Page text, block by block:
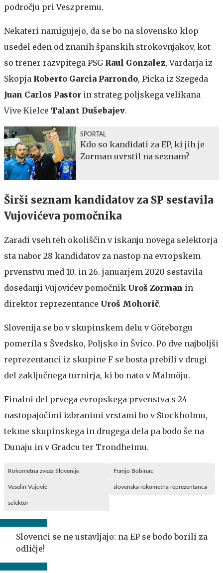
področju pri Veszpremu.
Nekateri namigujejo, da se bo na slovensko klop
usedel eden od znanih španskih strokovnjakov, kot
so trener razvpitega PSG Raul Gonzalez, Vardarja iz
Skopja Roberto Garcia Parrondo, Picka iz Szegeda
Juan Carlos Pastor in strateg poljskega velikana
Vive Kielce Talant Dušebajev.
SPORTAL
Kdo so kandidati za EP, ki jih je
Zorman uvrstil na seznam?
Širši seznam kandidatov za SP sestavila
Vujovićeva pomočnika
Zaradi vseh teh okoliščin v iskanju novega selektorja
sta nabor 28 kandidatov za nastop na evropskem
prvenstvu med 10. in 26. januarjem 2020 sestavila
dosedanji Vujovićev pomočnik Uroš Zorman in
direktor reprezentance Uroš Mohorič.
Slovenija se bo v skupinskem delu v Göteborgu
pomerila s Švedsko, Poljsko in Švico. Po dve najboljši
reprezentanci iz skupine F se bosta prebili v drugi
del zaključnega turnirja, ki bo nato v Malmöju.
Finalni del prvega evropskega prvenstva s 24
nastopajočimi izbranimi vrstami bo v Stockholmu,
tekme skupinskega in drugega dela pa bodo še na
Dunaju in v Gradcu ter Trondheimu.
Rokometna zveza Slovenije Franjo Bobinac
Veselin Vujović slovenska rokometna reprezentanca
selektor
Slovenci se ne ustavljajo: na EP se bodo borili za
odličje!